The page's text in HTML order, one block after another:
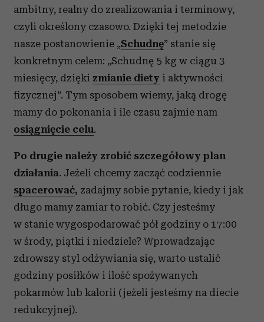
ambitny, realny do zrealizowania i terminowy,
czyli określony czasowo. Dzięki tej metodzie
nasze postanowienie „Schudnę” stanie się
konkretnym celem: „Schudnę 5 kg w ciągu 3
miesięcy, dzięki zmianie diety i aktywności
fizycznej”. Tym sposobem wiemy, jaką drogę
mamy do pokonania i ile czasu zajmie nam
osiągnięcie celu.
Po drugie należy zrobić szczegółowy plan
działania. Jeżeli chcemy zacząć codziennie
spacerować, zadajmy sobie pytanie, kiedy i jak
długo mamy zamiar to robić. Czy jesteśmy
w stanie wygospodarować pół godziny o 17:00
w środy, piątki i niedziele? Wprowadzając
zdrowszy styl odżywiania się, warto ustalić
godziny posiłków i ilość spożywanych
pokarmów lub kalorii (jeżeli jesteśmy na diecie
redukcyjnej).